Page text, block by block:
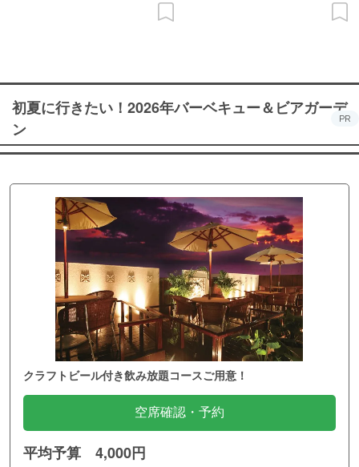
初夏に行きたい！2026年バーベキュー＆ビアガーデ
ン
PR
クラフトビール付き飲み放題コースご用意！
空席確認・予約
平均予算 4,000円